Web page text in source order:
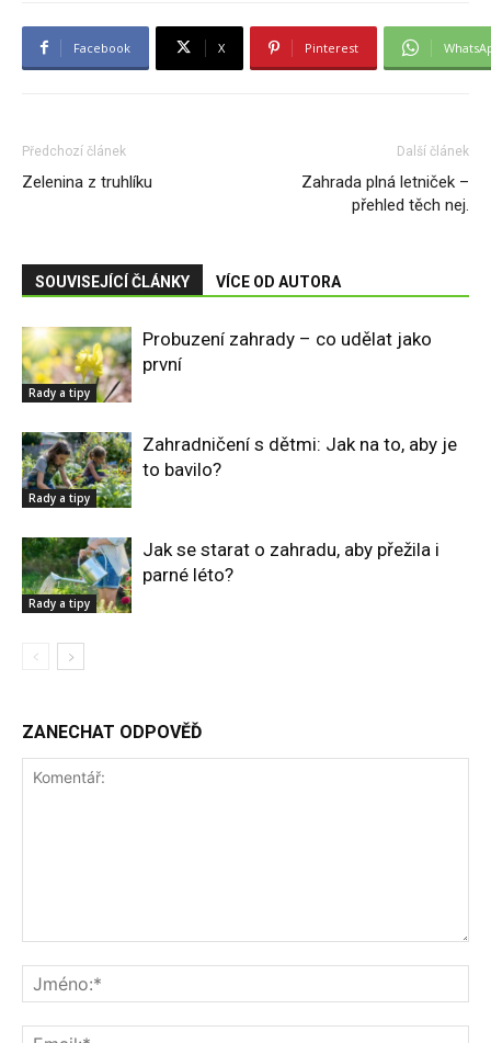
Facebook X Pinterest
Předchozí článek
Zelenina z truhlíku
Další článek
Zahrada plná letniček –
přehled těch nej.
SOUVISEJÍCÍ ČLÁNKY VÍCE OD AUTORA
Rady a tipy
Probuzení zahrady – co udělat jako
první
Rady a tipy
Zahradničení s dětmi: Jak na to, aby je
to bavilo?
Rady a tipy
Jak se starat o zahradu, aby přežila i
parné léto?
ZANECHAT ODPOVĚĎ